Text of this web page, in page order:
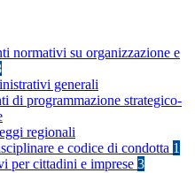
normativi su organizzazione e
generali
di programmazione strategico-
regionali
e codice di condotta 1
per cittadini e imprese 3